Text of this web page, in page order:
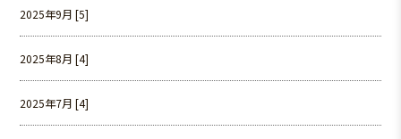
2025年9月 [5]
2025年8月 [4]
2025年7月 [4]